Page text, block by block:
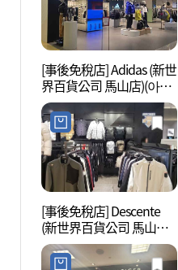
[事後免稅店] Adidas (新世
界百貨公司 馬山店)(아디
다스 신세계백화점 마산
점)
[事後免稅店] Descente
(新世界百貨公司 馬山店)
(데상트 신세계백화점 마
산점)